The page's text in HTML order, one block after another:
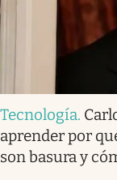
Tecnología.
aprender por
son basura y